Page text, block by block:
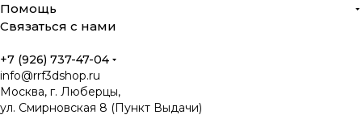
Помощь
Связаться с нами
+7 (926) 737-47-04
info@rrf3dshop.ru
Москва, г. Люберцы,
ул. Смирновская 8 (Пункт Выдачи)